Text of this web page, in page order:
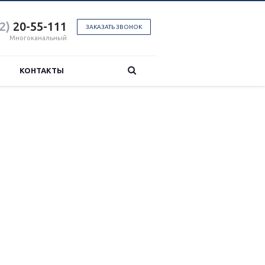
ЗАКАЗАТЬ ЗВОНОК
20-55-111
Многоканальный
КОНТАКТЫ